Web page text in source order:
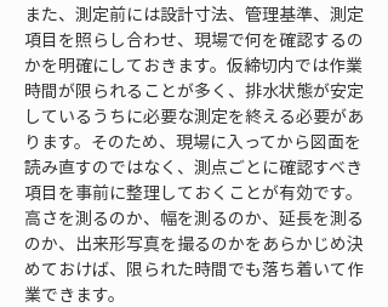
また、測定前には設計寸法、管理基準、測定
項目を照らし合わせ、現場で何を確認するの
かを明確にしておきます。仮締切内では作業
時間が限られることが多く、排水状態が安定
しているうちに必要な測定を終える必要があ
ります。そのため、現場に入ってから図面を
読み直すのではなく、測点ごとに確認すべき
項目を事前に整理しておくことが有効です。
高さを測るのか、幅を測るのか、延長を測る
のか、出来形写真を撮るのかをあらかじめ決
めておけば、限られた時間でも落ち着いて作
業できます。